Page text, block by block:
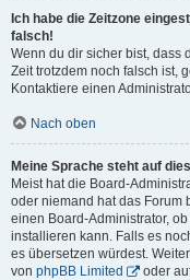
Ich habe die Zeitzone
falsch!
Wenn du dir sicher bist, dass
Zeit trotzdem noch falsch ist,
Kontaktiere einen
Nach oben
Meine Sprache steht auf
Meist hat die Board-
oder niemand hat das Forum
einen Board-Administrator,
installieren kann. Falls es
es übersetzen würdest.
von phpBB Limited oder